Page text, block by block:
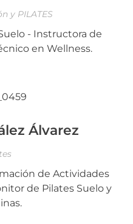
y PILATES
- Instructora de
en Wellness.
Álvarez
de Actividades
de Pilates Suelo y